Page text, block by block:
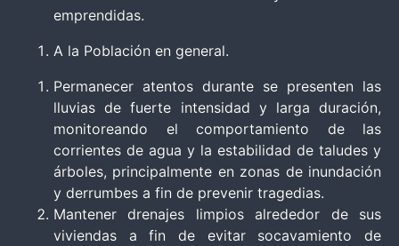
emprendidas.
A la Población en general.
Permanecer atentos durante se presenten las
lluvias de fuerte intensidad y larga duración,
monitoreando el comportamiento de las
corrientes de agua y la estabilidad de taludes y
árboles, principalmente en zonas de inundación
y derrumbes a fin de prevenir tragedias.
Mantener drenajes limpios alrededor de sus
viviendas a fin de evitar socavamiento de